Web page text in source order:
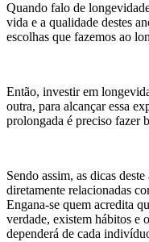
Quando falo de
vida e a qualidade destes
escolhas que fazemos ao
Então, investir em
outra, para alcançar essa
prolongada é preciso fazer
Sendo assim, as dicas
diretamente relacionadas
Engana-se quem acredita
verdade, existem hábitos e
dependerá de cada